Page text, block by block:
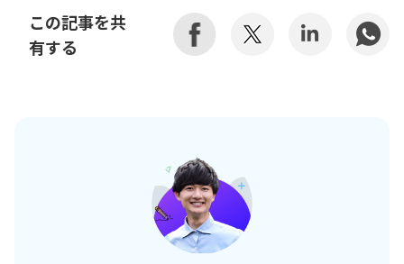
この記事を共
有する